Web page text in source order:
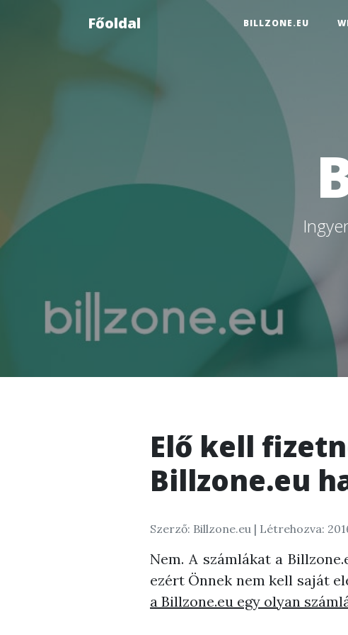
Főoldal BILLZONE.EU
Elő kell
Billzone.eu
Szerző: Billzone.eu | Létrehozva:
Nem. A számlákat a
ezért Önnek nem kell saját
a Billzone.eu egy olyan